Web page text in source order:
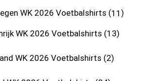
WK 2026 Voetbalshirts 11
WK 2026 Voetbalshirts 13
WK 2026 Voetbalshirts 2